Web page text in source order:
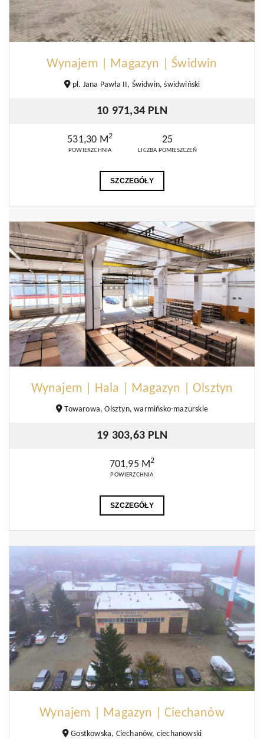
Wynajem | Magazyn | Świdwin
pl. Jana Pawła II, Świdwin, świdwiński
10 971,34 PLN
531,30 M2
POWIERZCHNIA
25
LICZBA POMIESZCZEŃ
SZCZEGÓŁY
Wynajem | Hala | Magazyn | Olsztyn
Towarowa, Olsztyn, warmińsko-mazurskie
19 303,63 PLN
701,95 M2
POWIERZCHNIA
SZCZEGÓŁY
Wynajem | Magazyn | Ciechanów
Gostkowska, Ciechanów, ciechanowski